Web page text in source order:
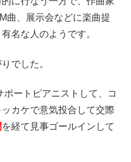
曲、展示会などに楽曲提
名な人のようです。
でした。
ートピアニストして、コ
カケで意気投合して交際
を経て見事ゴールインして